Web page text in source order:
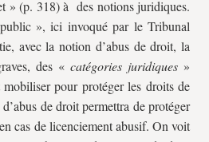
» (p. 318) à des notions juridiques.
», ici invoqué par le Tribunal
avec la notion d’abus de droit, la
des « catégories juridiques »
pour protéger les droits de
de droit permettra de protéger
cas de licenciement abusif. On voit